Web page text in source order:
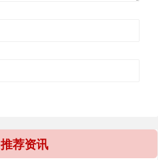
推荐资讯